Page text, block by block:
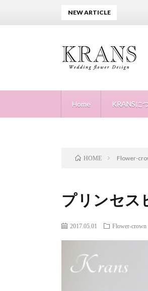
Home KRANSに
NEW ARTICLE
HOME Flower-
プリンセス
2017.05.01 Flower-crown